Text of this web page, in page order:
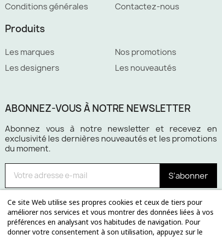
Conditions générales
Contactez-nous
Produits
Les marques
Les designers
Nos promotions
Les nouveautés
ABONNEZ-VOUS À NOTRE NEWSLETTER
Abonnez vous à notre newsletter et recevez en
exclusivité les dernières nouveautés et les promotions
du moment.
S’abonner
Paiement 100% sécurisé
Ce site Web utilise ses propres cookies et ceux de tiers pour
améliorer nos services et vous montrer des données liées à vos
préférences en analysant vos habitudes de navigation. Pour
donner votre consentement à son utilisation, appuyez sur le